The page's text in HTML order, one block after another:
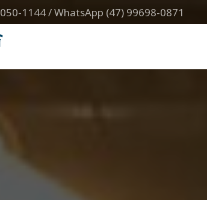
1144 / WhatsApp (47) 99698-0871